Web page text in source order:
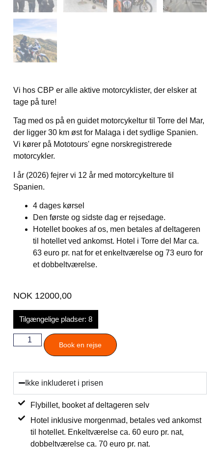
Vi hos CBP er alle aktive motorcyklister, der elsker at
tage på ture!
Tag med os på en guidet motorcykeltur til Torre del Mar,
der ligger 30 km øst for Malaga i det sydlige Spanien.
Vi kører på Mototours' egne norskregistrerede
motorcykler.
I år (2026) fejrer vi 12 år med motorcykelture til
Spanien.
4 dages kørsel
Den første og sidste dag er rejsedage.
Hotellet bookes af os, men betales af deltageren
til hotellet ved ankomst. Hotel i Torre del Mar ca.
63 euro pr. nat for et enkeltværelse og 73 euro for
et dobbeltværelse.
NOK 12000,00
Tilgængelige pladser: 8
Book en rejse
Ikke inkluderet i prisen
Flybillet, booket af deltageren selv
Hotel inklusive morgenmad, betales ved ankomst
til hotellet. Enkeltværelse ca. 60 euro pr. nat,
dobbeltværelse ca. 70 euro pr. nat.